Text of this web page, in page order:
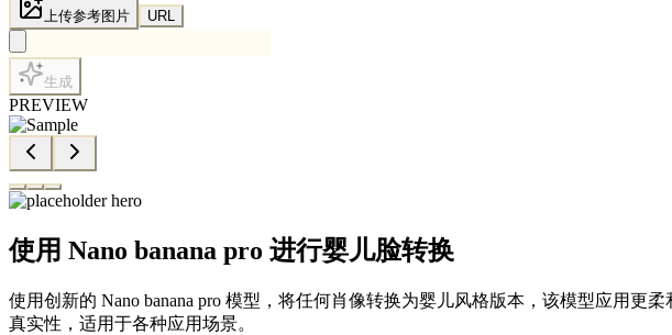
上传参考图片 URL
生成
PREVIEW
使用 Nano banana pro 进行婴儿脸转换
使用创新的 Nano banana pro 模型，将任何肖像转换为婴儿风格版本，该模型应用更
真实性，适用于各种应用场景。